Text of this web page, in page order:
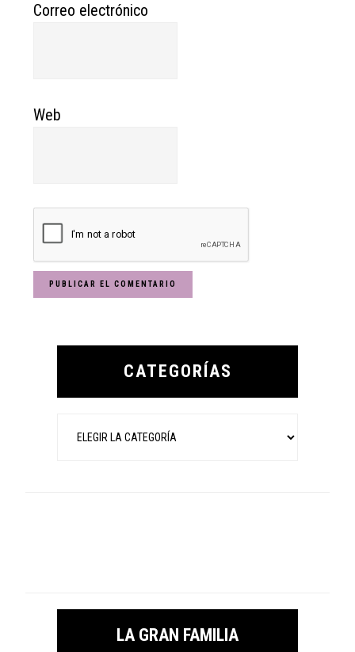
Correo electrónico
Web
Primary
CATEGORÍAS
LA GRAN FAMILIA